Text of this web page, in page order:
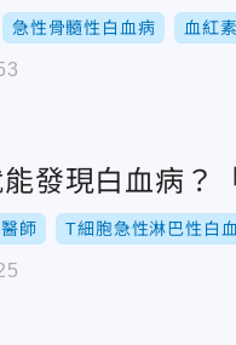
急性骨髓性白血病 血紅
發現白血病？
師 T細胞急性淋巴性白